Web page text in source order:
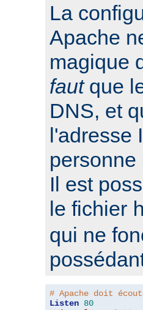
La
Apache
magique
fautque
DNS, et
l'adresse
personne
Il est
le fichier
qui ne
# Apache doit
Listen 80